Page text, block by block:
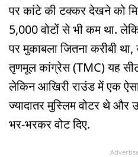
पर कांटे की टक्कर देखने को
5,000 वोटों से भी कम था.
पर मुकाबला जितना करीबी
तृणमूल कांग्रेस (TMC) यह
लेकिन आखिरी राउंड में एक
ज्यादातर मुस्लिम वोटर थे और
भर-भरकर वोट दिए.